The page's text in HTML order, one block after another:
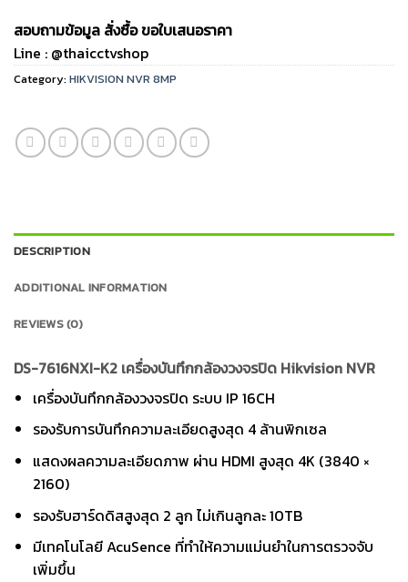
สอบถามข้อมูล สั่งซื้อ ขอใบเสนอราคา
Line : @thaicctvshop
Category:HIKVISION NVR 8MP
DESCRIPTION
ADDITIONAL INFORMATION
REVIEWS (0)
DS-7616NXI-K2 เครื่องบันทึกกล้องวงจรปิด Hikvision NVR
เครื่องบันทึกกล้องวงจรปิด ระบบ IP 16CH
รองรับการบันทึกความละเอียดสูงสุด 4 ล้านพิกเซล
แสดงผลความละเอียดภาพ ผ่าน HDMI สูงสุด 4K (3840 ×
2160)
รองรับฮาร์ดดิสสูงสุด 2 ลูก ไม่เกินลูกละ 10TB
มีเทคโนโลยี AcuSence ที่ทำให้ความแม่นยำในการตรวจจับ
เพิ่มขึ้น